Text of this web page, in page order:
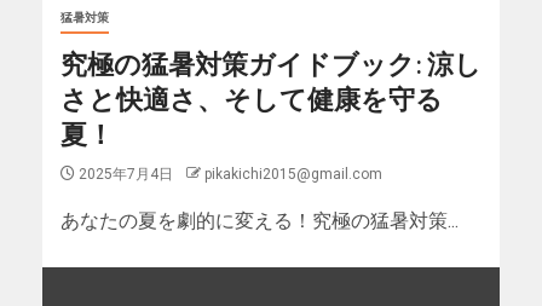
猛暑対策
究極の猛暑対策ガイドブック: 涼し
さと快適さ、そして健康を守る
夏！
2025年7月4日 pikakichi2015@gmail.com
あなたの夏を劇的に変える！究極の猛暑対策...